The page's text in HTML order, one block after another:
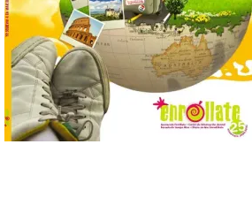
de…viaje. Una iniciativa
organizado por la sección
juvenil de la Asociación
Enróllate, la Asociación
Conceyu País Llionés y el Diario de
Turismo, Ocio e Información para
jóvenes “Enredando.info”. Pilar Aller Aller
nos envía la décimo […]